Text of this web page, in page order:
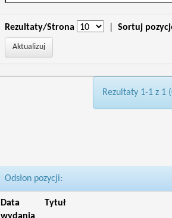
Rezultaty/Strona Sortuj
Rezultaty 1-1 z 1
Odsłon pozycji:
Data
Tytuł